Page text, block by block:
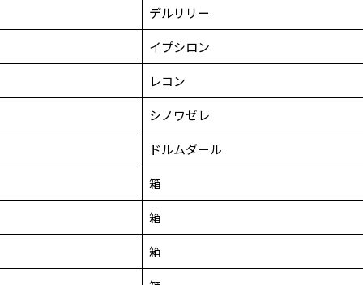
デルリリー
イプシロン
レコン
シノワゼレ
ドルムダール
箱
箱
箱